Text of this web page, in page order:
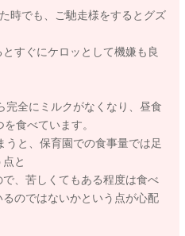
時でも、ご馳走様をするとグズ
すぐにケロッとして機嫌も良
完全にミルクがなくなり、昼食
食べています。
と、保育園での食事量では足
と
、苦しくてもある程度は食べ
のではないかという点が心配